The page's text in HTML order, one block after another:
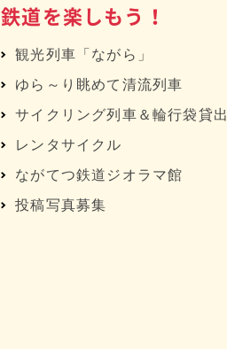
鉄道を楽しもう！
観光列車「ながら」
ゆら～り眺めて清流列車
サイクリング列車＆輪行袋貸出
レンタサイクル
ながてつ鉄道ジオラマ館
投稿写真募集